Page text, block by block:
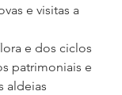
e visitas a
e dos ciclos
patrimoniais e
aldeias